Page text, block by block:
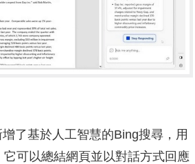
了基於人工智慧的Bing搜尋，用
可以總結網頁並以對話方式回應